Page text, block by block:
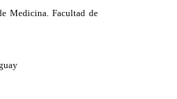
Medicina. Facultad de